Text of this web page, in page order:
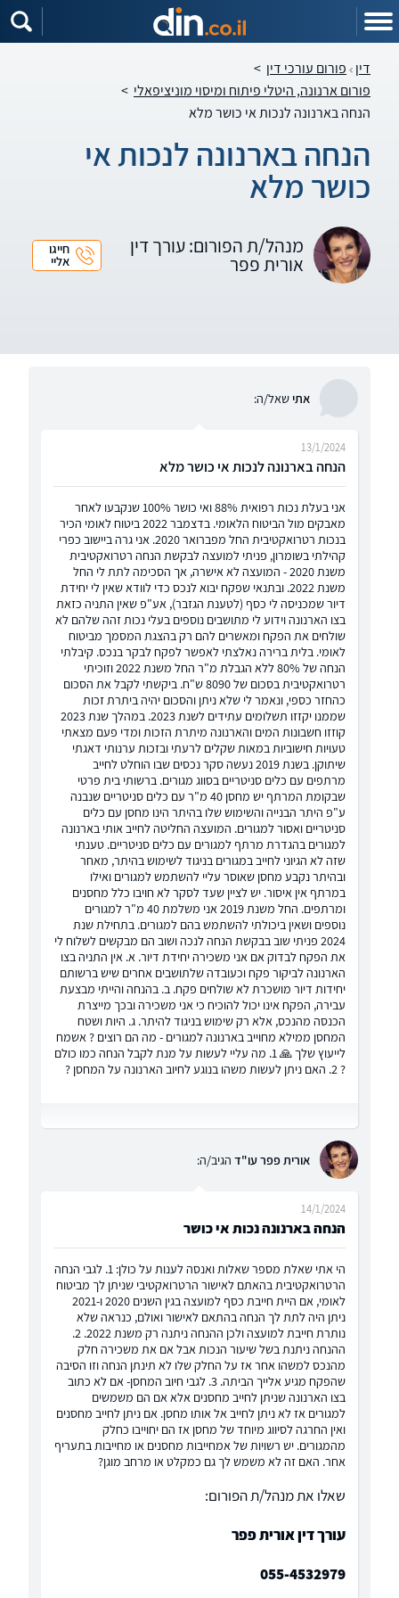
דין פורום עורכי דין >
פורום ארנונה, היטלי פיתוח ומיסוי מוניציפאלי >
הנחה בארנונה לנכות אי כושר מלא
הנחה בארנונה לנכות אי
כושר מלא
מנהל/ת הפורום: עורך דין
אורית פפר
חייגו
אליי
אתישאל/ה:
הנחה בארנונה לנכות אי כושר מלא
13/1/2024
אני בעלת נכות רפואית 88% ואי כושר 100% שנקבעו לאחר
מאבקים מול הביטוח הלאומי. בדצמבר 2022 ביטוח לאומי הכיר
בנכות רטרואקטיבית החל מפברואר 2020. אני גרה ביישוב כפרי
קהילתי בשומרון, פניתי למועצה לבקשת הנחה רטרואקטיבית
משנת 2020 - המועצה לא אישרה, אך הסכימה לתת לי החל
משנת 2022. ובתנאי שפקח יבוא לנכס כדי לוודא שאין לי יחידת
דיור שמכניסה לי כסף (לטענת הגזבר), אע"פ שאין התניה כזאת
בצו הארנונה וידוע לי מתושבים נוספים בעלי נכות זהה שלהם לא
שולחים את הפקח ומאשרים להם רק בהצגת המסמך מביטוח
לאומי. בלית ברירה נאלצתי לאפשר לפקח לבקר בנכס. קיבלתי
הנחה של 80% ללא הגבלת מ"ר החל משנת 2022 וזוכיתי
רטרואקטיבית בסכום של 8090 ש"ח. ביקשתי לקבל את הסכום
כהחזר כספי, ונאמר לי שלא ניתן והסכום יהיה ביתרת זכות
שממנו יקזזו תשלומים עתידים לשנת 2023. במהלך שנת 2023
קוזזו חשבונות המים והארנונה מיתרת הזכות ומדי פעם מצאתי
טעויות חישוביות במאות שקלים לרעתי ובזכות ערנותי דאגתי
שיתוקן. בשנת 2019 נעשה סקר נכסים שבו הוחלט לחייב
מרתפים עם כלים סניטריים בסווג מגורים. ברשותי בית פרטי
שבקומת המרתף יש מחסן 40 מ"ר עם כלים סניטריים שנבנה
ע"פ היתר הבנייה והשימוש שלו בהיתר הינו מחסן עם כלים
סניטריים ואסור למגורים. המועצה החליטה לחייב אותי בארנונה
למגורים בהגדרת מרתף למגורים עם כלים סניטריים. טענתי
שזה לא הגיוני לחייב במגורים בניגוד לשימוש בהיתר, מאחר
ובהיתר נקבע מחסן שאוסר עליי להשתמש למגורים ואילו
במרתף אין איסור. יש לציין שעד לסקר לא חויבו כלל מחסנים
ומרתפים. החל משנת 2019 אני משלמת 40 מ"ר למגורים
נוספים ושאין ביכולתי להשתמש בהם למגורים. בתחילת שנת
2024 פניתי שוב בבקשת הנחה לנכה ושוב הם מבקשים לשלוח לי
את הפקח לבדוק אם אני משכירה יחידת דיור. א. אין התניה בצו
הארנונה לביקור פקח וכעובדה שלתושבים אחרים שיש ברשותם
יחידות דיור מושכרת לא שולחים פקח. ב. בהנחה והייתי מבצעת
עבירה, הפקח אינו יכול להוכיח כי אני משכירה ובכך מייצרת
הכנסה מהנכס, אלא רק שימוש בניגוד להיתר. ג. היות ושטח
המחסן ממילא מחוייב בארנונה למגורים - מה הם רוצים ? אשמח
לייעוץ שלך 🙏 1. מה עליי לעשות על מנת לקבל הנחה כמו כולם
? 2. האם ניתן לעשות משהו בנוגע לחיוב הארנונה על המחסן ?
אורית פפר עו"ד הגיב/ה:
הנחה בארנונה נכות אי כושר
14/1/2024
הי אתי שאלת מספר שאלות ואנסה לענות על כולן: 1. לגבי הנחה
הרטרואקטיבית בהאתם לאישור הרטרואקטיבי שניתן לך מביטוח
לאומי, אם היית חייבת כסף למועצה בגין השנים 2020 ו-2021
ניתן היה לתת לך הנחה בהתאם לאישור ואולם, כנראה שלא
נותרת חייבת למועצה ולכן ההנחה ניתנה רק משנת 2022. 2.
ההנחה ניתנת בשל שיעור הנכות אבל אם את משכירה חלק
מהנכס למשהו אחר אז על החלק שלו לא תינתן הנחה וזו הסיבה
שהפקח מגיע אלייך הביתה. 3. לגבי חיוב המחסן- אם לא כתוב
בצו הארנונה שניתן לחייב מחסנים אלא אם הם משמשים
למגורים אז לא ניתן לחייב אל אותו מחסן. אם ניתן לחייב מחסנים
ואין החרגה לסיווג מיוחד של מחסן אז הם יחוייבו כחלק
מהמגורים. יש רשויות של אמחייבות מחסנים או מחייבות בתעריף
אחר. האם זה לא משמש לך גם כמקלט או מרחב מוגן?
שאלו את מנהל/ת הפורום:
עורך דין אורית פפר
055-4532979